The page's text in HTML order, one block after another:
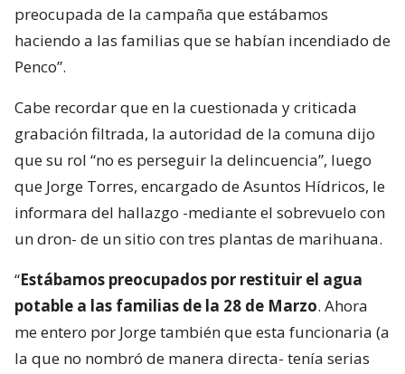
preocupada de la campaña que estábamos
haciendo a las familias que se habían incendiado de
Penco”.
Cabe recordar que en la cuestionada y criticada
grabación filtrada, la autoridad de la comuna dijo
que su rol “no es perseguir la delincuencia”, luego
que Jorge Torres, encargado de Asuntos Hídricos, le
informara del hallazgo -mediante el sobrevuelo con
un dron- de un sitio con tres plantas de marihuana.
“Estábamos preocupados por restituir el agua
potable a las familias de la 28 de Marzo. Ahora
me entero por Jorge también que esta funcionaria (a
la que no nombró de manera directa- tenía serias